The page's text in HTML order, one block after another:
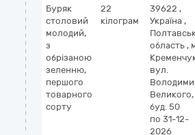
Буряк
столовий
молодий,
з
обрізаною
зеленню,
першого
товарного
сорту
22
кілограм
39622 ,
Україна ,
область ,
вул.
Великого,
буд. 50
по 31-12-
2026